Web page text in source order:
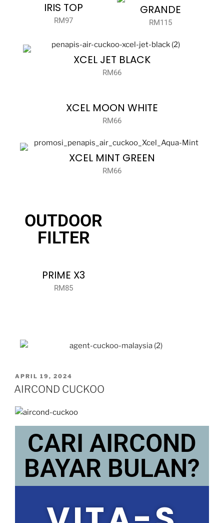
IRIS TOP
RM97
GRANDE
RM115
XCEL JET BLACK
RM66
XCEL MOON WHITE
RM66
XCEL MINT GREEN
RM66
OUTDOOR
FILTER
PRIME X3
RM85
APRIL 19, 2024
AIRCOND CUCKOO
CARI AIRCOND
BAYAR BULAN?